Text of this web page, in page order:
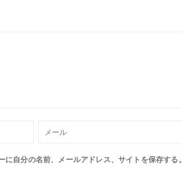
自分の名前、メールアドレス、サイトを保存する。